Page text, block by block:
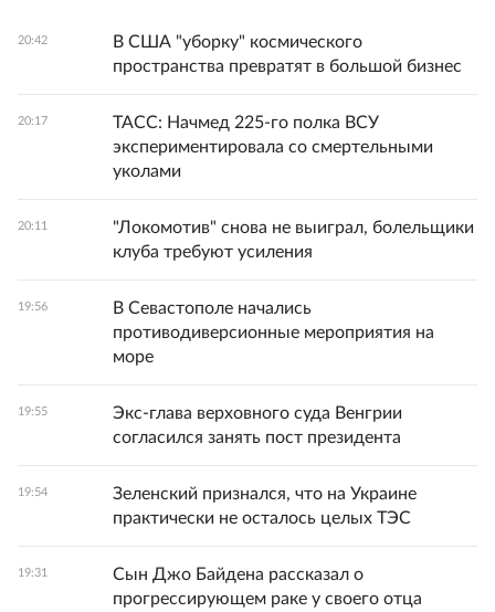
20:42
В США "уборку" космического
пространства превратят в большой бизнес
20:17
ТАСС: Начмед 225-го полка ВСУ
экспериментировала со смертельными
уколами
20:11
"Локомотив" снова не выиграл, болельщики
клуба требуют усиления
19:56
В Севастополе начались
противодиверсионные мероприятия на
море
19:55
Экс-глава верховного суда Венгрии
согласился занять пост президента
19:54
Зеленский признался, что на Украине
практически не осталось целых ТЭС
19:31
Сын Джо Байдена рассказал о
прогрессирующем раке у своего отца